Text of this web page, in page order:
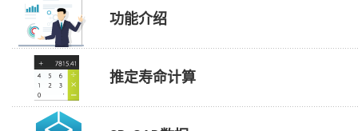
功能介绍
推定寿命计算